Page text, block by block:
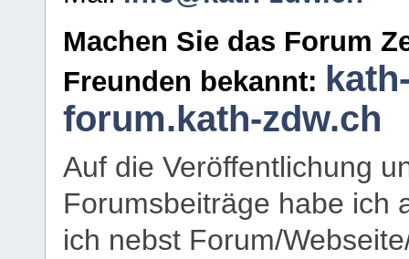
Machen Sie das Forum
Freunden bekannt:
forum.kath-zdw.ch
Auf die Veröffentlichung
Forumsbeiträge habe ich
ich nebst Forum/